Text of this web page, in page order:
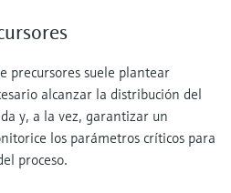
precursores suele plantear
alcanzar la distribución del
y, a la vez, garantizar un
los parámetros críticos para
proceso.